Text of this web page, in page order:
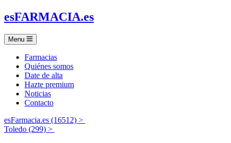
esFARMACIA.es
Menu
Farmacias
Quiénes somos
Date de alta
Hazte premium
Noticias
Contacto
esFarmacia.es (16512) >
Toledo (299) >